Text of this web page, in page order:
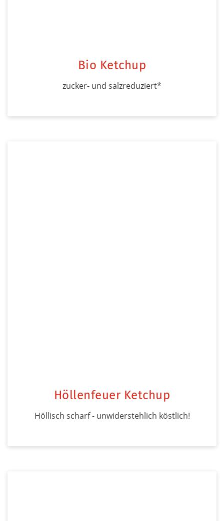
Bio Ketchup
zucker- und salzreduziert*
Höllenfeuer Ketchup
Höllisch scharf - unwiderstehlich köstlich!